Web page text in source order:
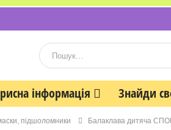
інформація Знайди
підшоломники Балаклава дитяча